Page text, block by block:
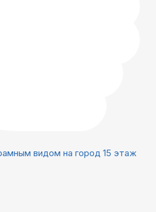
видом на город 15 этаж